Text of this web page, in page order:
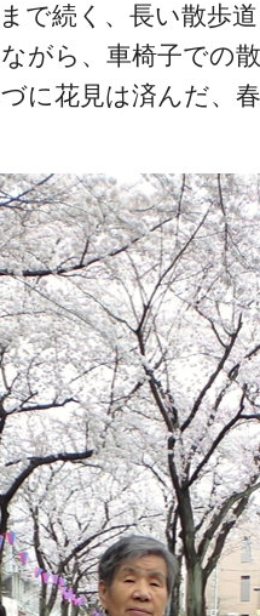
で続く、長い散歩
がら、車椅子での
づに花見は済んだ、